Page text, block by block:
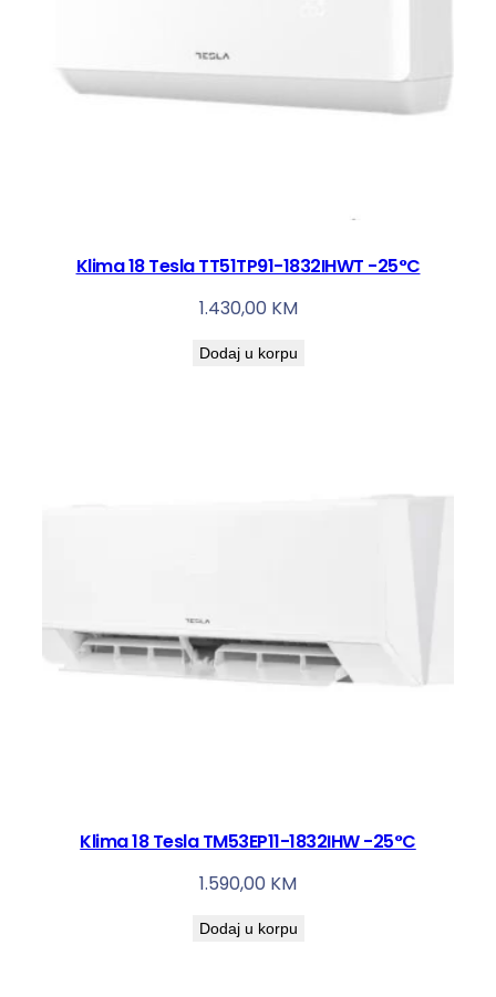
Klima 18 Tesla TT51TP91-1832IHWT -25°C
1.430,00 KM
Dodaj u korpu
Klima 18 Tesla TM53EP11-1832IHW -25°C
1.590,00 KM
Dodaj u korpu